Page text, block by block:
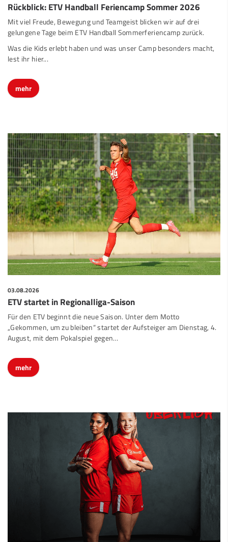
Mit viel Freude, Bewegung und Teamgeist blicken wir auf drei
gelungene Tage beim ETV Handball Sommerferiencamp zurück.
Was die Kids erlebt haben und was unser Camp besonders macht,
lest ihr hier...
mehr
ETV startet in Regionalliga-Saison
Für den ETV beginnt die neue Saison. Unter dem Motto
„Gekommen, um zu bleiben“ startet der Aufsteiger am Dienstag, 4.
August, mit dem Pokalspiel gegen…
mehr